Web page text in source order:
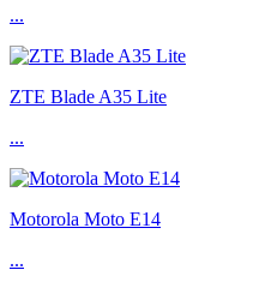
...
ZTE Blade A35 Lite
...
Motorola Moto E14
...